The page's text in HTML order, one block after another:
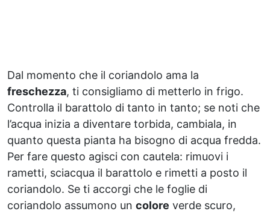
Dal momento che il coriandolo ama la
freschezza, ti consigliamo di metterlo in frigo.
Controlla il barattolo di tanto in tanto; se noti che
l’acqua inizia a diventare torbida, cambiala, in
quanto questa pianta ha bisogno di acqua fredda.
Per fare questo agisci con cautela: rimuovi i
rametti, sciacqua il barattolo e rimetti a posto il
coriandolo. Se ti accorgi che le foglie di
coriandolo assumono un colore verde scuro,